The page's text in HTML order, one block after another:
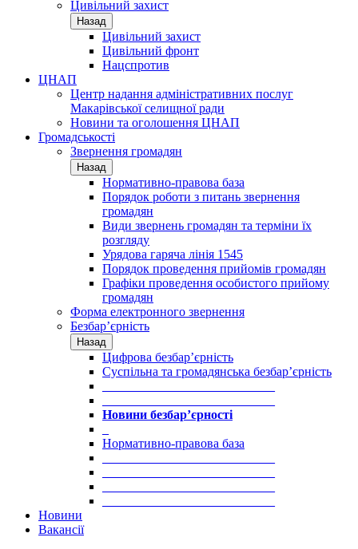
Цивільний захист
Назад
Цивільний захист
Цивільний фронт
Нацспротив
ЦНАП
Центр надання адміністративних послуг
Макарівської селищної ради
Новини та оголошення ЦНАП
Громадськості
Звернення громадян
Назад
Нормативно-правова база
Порядок роботи з питань звернення
громадян
Види звернень громадян та терміни їх
розгляду
Урядова гаряча лінія 1545
Порядок проведення прийомів громадян
Графіки проведення особистого прийому
громадян
Форма електронного звернення
Безбар’єрність
Назад
Цифрова безбар’єрність
Суспільна та громадянська безбар’єрність
Новини безбар’єрності
Нормативно-правова база
Новини
Вакансії